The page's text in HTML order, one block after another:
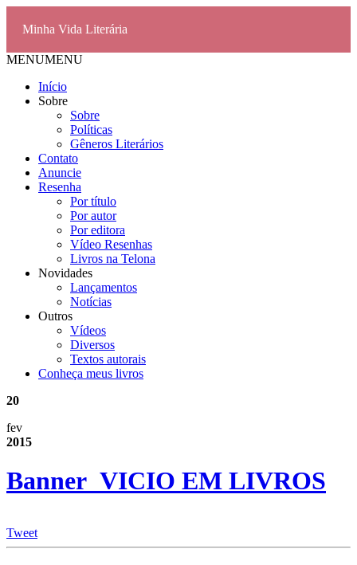
Minha Vida Literária
MENUMENU
Início
Sobre
Sobre
Políticas
Gêneros Literários
Contato
Anuncie
Resenha
Por título
Por autor
Por editora
Vídeo Resenhas
Livros na Telona
Novidades
Lançamentos
Notícias
Outros
Vídeos
Diversos
Textos autorais
Conheça meus livros
20
fev
2015
Banner_VICIO EM LIVROS
Tweet